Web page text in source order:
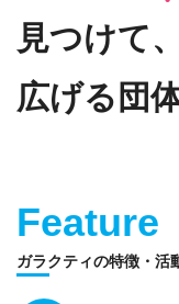
見つけて
広げる団
Feature
ガラクティの特徴・活